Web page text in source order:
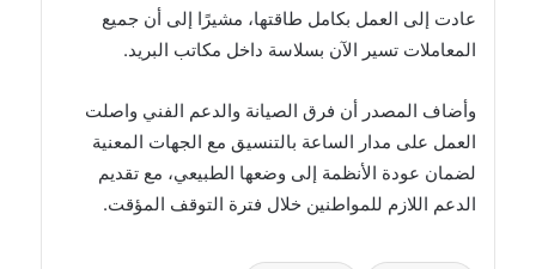
عادت إلى العمل بكامل طاقتها، مشيرًا إلى أن جميع
المعاملات تسير الآن بسلاسة داخل مكاتب البريد.
وأضاف المصدر أن فرق الصيانة والدعم الفني واصلت
العمل على مدار الساعة بالتنسيق مع الجهات المعنية
لضمان عودة الأنظمة إلى وضعها الطبيعي، مع تقديم
الدعم اللازم للمواطنين خلال فترة التوقف المؤقت.